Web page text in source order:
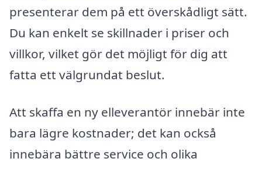
presenterar dem på ett överskådligt sätt.
Du kan enkelt se skillnader i priser och
villkor, vilket gör det möjligt för dig att
fatta ett välgrundat beslut.
Att skaffa en ny elleverantör innebär inte
bara lägre kostnader; det kan också
innebära bättre service och olika